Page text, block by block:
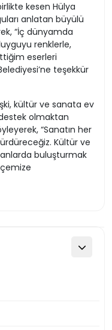
kesen Hülya
anlatan büyülü
“İç dünyamda
renklerle,
eserleri
teşekkür
kültür ve sanata ev
olmaktan
“Sanatın her
Kültür ve
buluşturmak